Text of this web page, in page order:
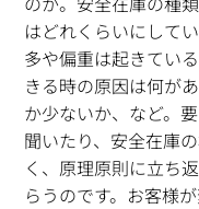
はどれくらいにして
多や偏重は起きてい
きる時の原因は何が
か少ないか、など。
聞いたり、安全在庫
く、原理原則に立ち
らうのです。お客様